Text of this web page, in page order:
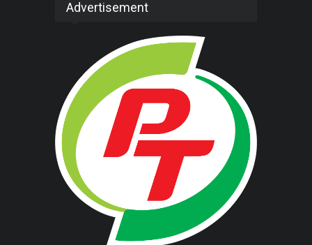
Advertisement